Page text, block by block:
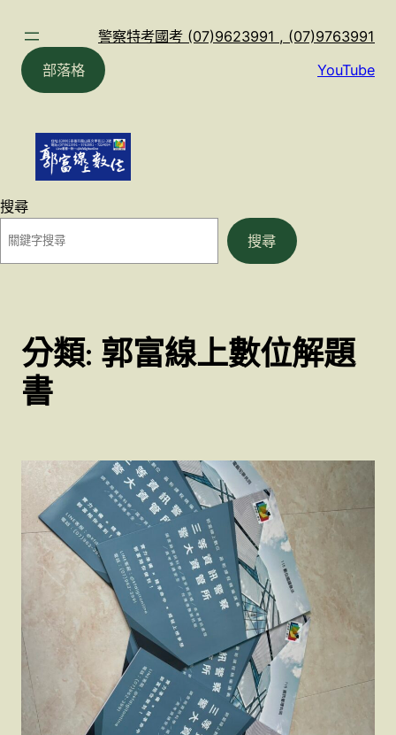
警察特考國考 (07)9623991 , (07)9763991
部落格
YouTube
搜尋
搜尋
分類: 郭富線上數位解題
書